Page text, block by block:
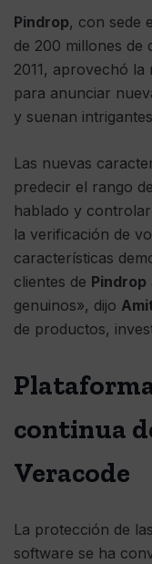
Pindrop, con sede
de 200 millones de
2011, aprovechó la
para anunciar
y suenan
Las nuevas
predecir el rango
hablado y
la verificación de
características
clientes de Pindrop
genuinos», dijo
de productos,
continua
Veracode
La protección de
software se ha